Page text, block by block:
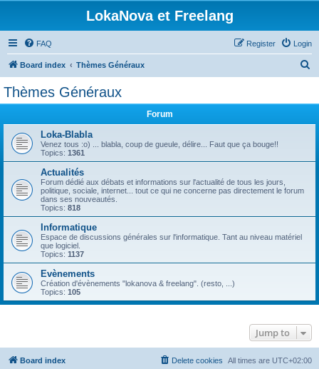
LokaNova et Freelang
FAQ Login
Register
Board index Thèmes Généraux
Thèmes Généraux
Forum
Loka-Blabla
Venez tous :o) ... blabla, coup de gueule, délire... Faut que ça bouge!!
Topics: 1361
Actualités
Forum dédié aux débats et informations sur l'actualité de tous les jours,
politique, sociale, internet... tout ce qui ne concerne pas directement le forum
dans ses nouveautés.
Topics: 818
Informatique
Espace de discussions générales sur l'informatique. Tant au niveau matériel
que logiciel.
Topics: 1137
Evènements
Création d'évènements "lokanova & freelang". (resto, ...)
Topics: 105
Jump to
Board index All times are UTC+02:00
Delete cookies